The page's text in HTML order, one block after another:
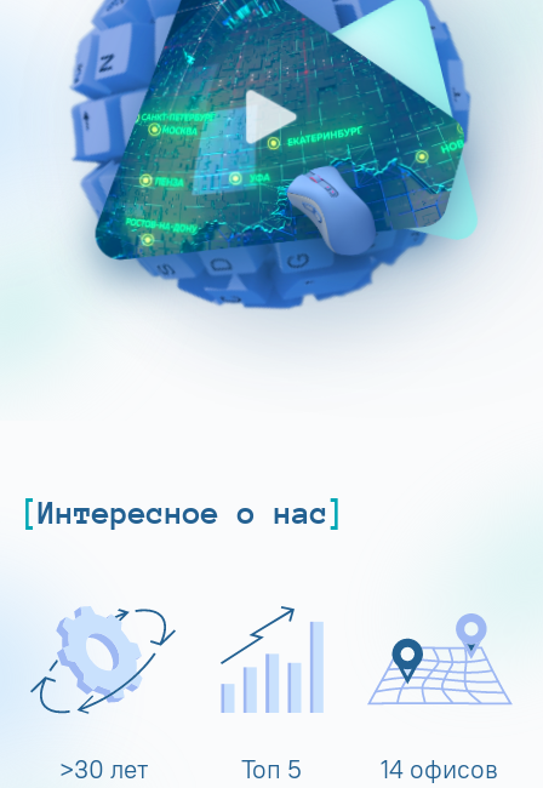
Интересное о нас
>30 лет Топ 5 14 офисов